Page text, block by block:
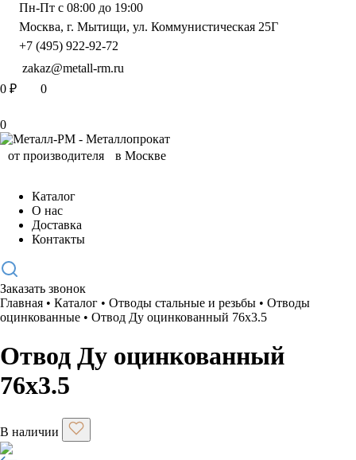
Пн-Пт с 08:00 до 19:00
Москва, г. Мытищи, ул. Коммунистическая 25Г
+7 (495) 922-92-72
zakaz@metall-rm.ru
0 ₽ 0
0
Каталог
О нас
Доставка
Контакты
Заказать звонок
Главная • Каталог • Отводы стальные и резьбы • Отводы
оцинкованные • Отвод Ду оцинкованный 76х3.5
Отвод Ду оцинкованный
76х3.5
В наличии